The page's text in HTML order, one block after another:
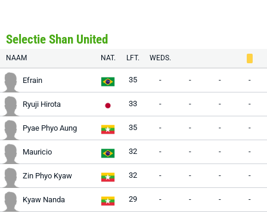
Selectie Shan United
NAAM NAT. LFT. WEDS.
Efrain 35 - - - -
Ryuji Hirota 33 - - - -
Pyae Phyo Aung 35 - - - -
Mauricio 32 - - - -
Zin Phyo Kyaw 32 - - - -
Kyaw Nanda 29 - - - -